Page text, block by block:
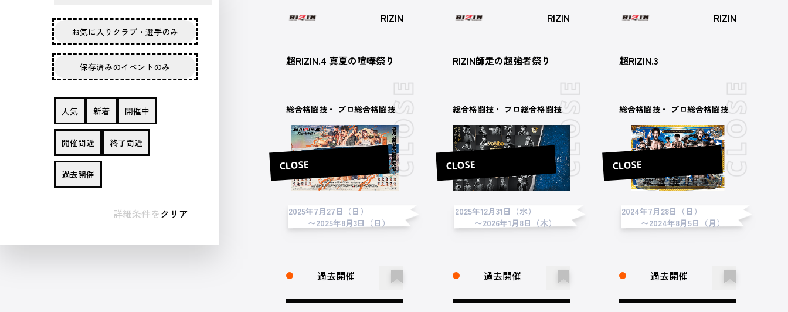
お気に入りクラブ・選手のみ
保存済みのイベントのみ
人気 新着 開催中
開催間近 終了間近
過去開催
詳細条件をクリア
CLOSE
RIZIN
超RIZIN.4 真夏の喧嘩祭り
総合格闘技・ プロ総合格闘技
2025年7月27日（日）
〜2025年8月3日（日）
CLOSE
RIZIN
RIZIN師走の超強者祭り
総合格闘技・ プロ総合格闘技
2025年12月31日（水）
〜2026年1月8日（木）
CLOSE
RIZIN
超RIZIN.3
総合格闘技・ プロ総合格闘技
2024年7月28日（日）
〜2024年8月5日（月）
過去開催 過去開催 過去開催